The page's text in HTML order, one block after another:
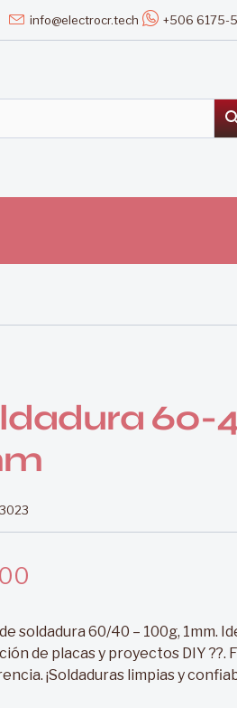
info@electrocr.tech +506 6175-
60-
soldadura 60/40 – 100g, 1mm.
de placas y proyectos DIY
¡Soldaduras limpias y